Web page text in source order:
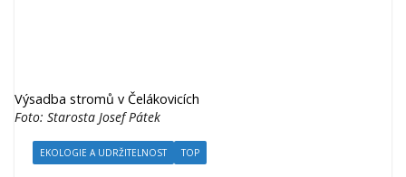
Výsadba stromů v Čelákovicích
Foto: Starosta Josef Pátek
EKOLOGIE A UDRŽITELNOST TOP